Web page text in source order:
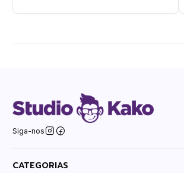
Siga-nos
CATEGORIAS